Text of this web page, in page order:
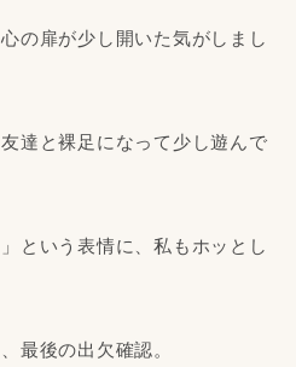
の扉が少し開いた気がしまし
達と裸足になって少し遊んで
という表情に、私もホッとし
最後の出欠確認。